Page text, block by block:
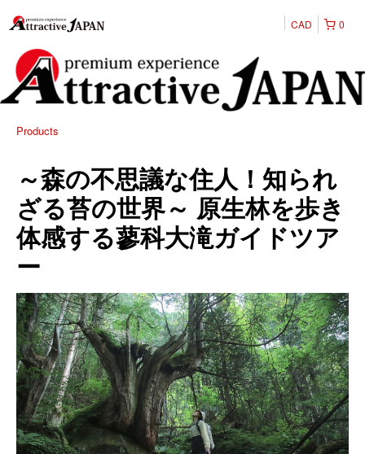
0
CAD
Products
～森の不思議な住人！知られ
ざる苔の世界～ 原生林を歩き
体感する蓼科大滝ガイドツア
ー